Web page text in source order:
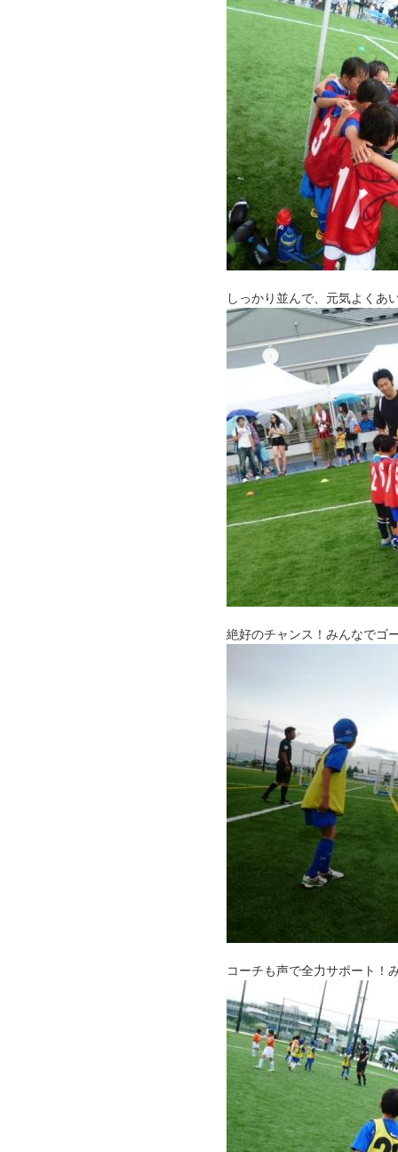
しっかり並んで、元気よくあ
絶好のチャンス！みんなでゴ
コーチも声で全力サポート！